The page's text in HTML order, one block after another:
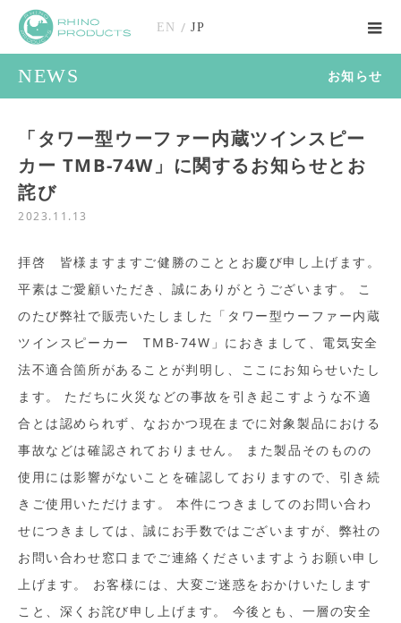
EN / JP
NEWS お知らせ
「タワー型ウーファー内蔵ツインスピー
カー TMB-74W」に関するお知らせとお
詫び
2023.11.13
拝啓 皆様ますますご健勝のこととお慶び申し上げます。
平素はご愛顧いただき、誠にありがとうございます。 こ
のたび弊社で販売いたしました「タワー型ウーファー内蔵
ツインスピーカー TMB-74W」におきまして、電気安全
法不適合箇所があることが判明し、ここにお知らせいたし
ます。 ただちに火災などの事故を引き起こすような不適
合とは認められず、なおかつ現在までに対象製品における
事故などは確認されておりません。 また製品そのものの
使用には影響がないことを確認しておりますので、引き続
きご使用いただけます。 本件につきましてのお問い合わ
せにつきましては、誠にお手数ではございますが、弊社の
お問い合わせ窓口までご連絡くださいますようお願い申し
上げます。 お客様には、大変ご迷惑をおかけいたします
こと、深くお詫び申し上げます。 今後とも、一層の安全